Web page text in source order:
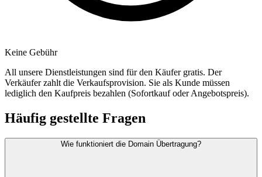
Keine Gebühr
All unsere Dienstleistungen sind für den Käufer gratis. Der
Verkäufer zahlt die Verkaufsprovision. Sie als Kunde müssen
lediglich den Kaufpreis bezahlen (Sofortkauf oder Angebotspreis).
Häufig gestellte Fragen
Wie funktioniert die Domain Übertragung?